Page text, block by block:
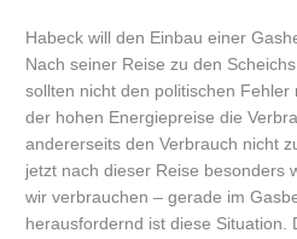
Habeck will den Einbau einer
Nach seiner Reise zu den
sollten nicht den politischen Fehler
der hohen Energiepreise die
andererseits den Verbrauch nicht
jetzt nach dieser Reise besonders
wir verbrauchen – gerade im
herausfordernd ist diese Situation.